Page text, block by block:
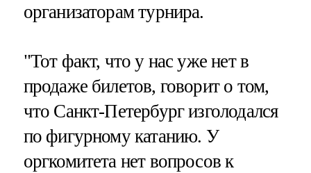
организаторам турнира.
"Тот факт, что у нас уже нет в
продаже билетов, говорит о том,
что Санкт-Петербург изголодался
по фигурному катанию. У
оргкомитета нет вопросов к